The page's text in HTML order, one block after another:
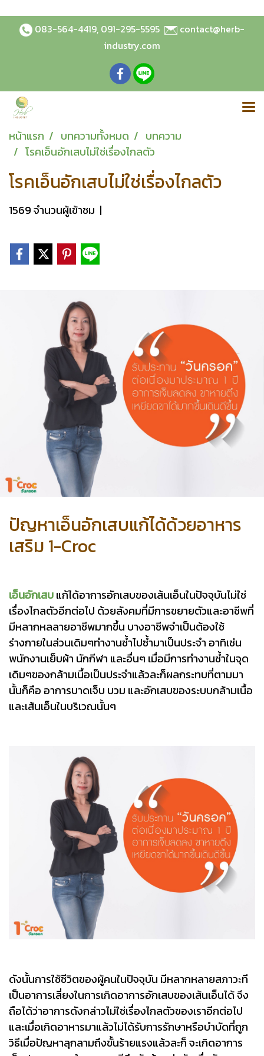
083-564-4419, 091-295-5595
contact@herb-
industry.com
หน้าแรก บทความทั้งหมด
บทความ
โรคเอ็นอักเสบไม่ใช่เรื่องไกลตัว
โรคเอ็นอักเสบไม่ใช่เรื่องไกลตัว
1569 จำนวนผู้เข้าชม |
ปัญหาเอ็นอักเสบแก้ได้ด้วยอาหาร
เสริม 1-Croc
เอ็นอักเสบแก้ได้อาการอักเสบของเส้นเอ็นในปัจจุบันไม่ใช่
เรื่องไกลตัวอีกต่อไป ด้วยสังคมที่มีการขยายตัวและอาชีพที่
มีหลากหลลายอาชีพมากขึ้น บางอาชีพจำเป็นต้องใช้
ร่างกายในส่วนเดิมๆทำงานซ้ำไปซ้ำมาเป็นประจำ อาทิเช่น
พนักงานเย็บผ้า นักกีฬา และอื่นๆ เมื่อมีการทำงานซ้ำในจุด
เดิมๆของกล้ามเนื้อเป็นประจำแล้วละก็ผลกระทบที่ตามมา
นั้นก็คือ อาการบาดเจ็บ บวม และอักเสบของระบบกล้ามเนื้อ
และเส้นเอ็นในบริเวณนั้นๆ
ดังนั้นการใช้ชีวิตของผู้คนในปัจจุบัน มีหลากหลายสภาวะที
เป็นอาการเสี่ยงในการเกิดอาการอักเสบของเส้นเอ็นได้ จึง
ถือได้ว่าอาการดังกล่าวไม่ใช่เรื่องไกลตัวของเราอีกต่อไป
และเมื่อเกิดอาหารมาแล้วไม่ได้รับการรักษาหรือบำบัดที่ถูก
วิธีเมื่อปัญหาลุกลามถึงขั้นร้ายแรงแล้วละก็ จะเกิดอาการ